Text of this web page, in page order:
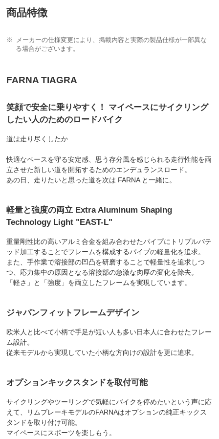
商品特徴
メーカーの仕様変更により、掲載内容と実際の製品仕様が一部異な
る場合がございます。
FARNA TIAGRA
笑顔で安全に乗りやすく！ マイペースにサイクリング
したい人のためのロードバイク
道は走り尽くしたか
快適なペースを守る安定感、思う存分風を感じられる走行性能を両
立させた新しい道を開拓するためのエンデュランスロード。
あの日、走りたいと思った道を次は FARNA と一緒に。
軽量と強度の両立 Extra Aluminum Shaping
Technology Light "EAST-L"
重量剛性比の高いアルミ合金を組み合わせたパイプにトリプルバテ
ッド加工することでフレームを構成するパイプの軽量化を追求。
また、手作業で溶接部の凹凸を研磨することで軽量性を追求しつ
つ、応力集中の原因となる溶接部の急激な肉厚の変化を除去。
「軽さ」と「強度」を両立したフレームを実現しています。
ジャパンフィットフレームデザイン
欧米人と比べて小柄で手足が短い人も多い日本人に合わせたフレー
ム設計。
従来モデルから実現していた小柄な方向けの設計を更に追求。
オプションキックスタンドを取付可能
サイクリングやツーリングで気軽にバイクを停めたいという声に応
えて、リムブレーキモデルのFARNAはオプションの純正キックス
タンドを取り付け可能。
マイペースにスポーツを楽しもう。